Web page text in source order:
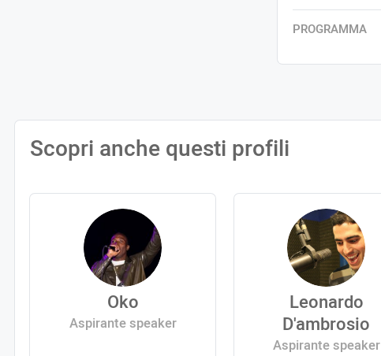
PROGRAMMA
Scopri anche questi profili
Oko
Aspirante speaker
Leonardo
D'ambrosio
Aspirante speaker